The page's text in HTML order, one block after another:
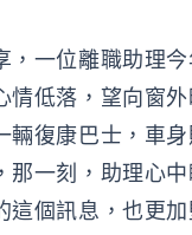
，一位離職助理
情低落，望向窗
輛復康巴士，車
那一刻，助理心
這個訊息，也更